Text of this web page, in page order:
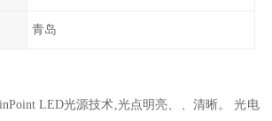
青岛
LED光源技术,光点明亮、、清晰。 光电